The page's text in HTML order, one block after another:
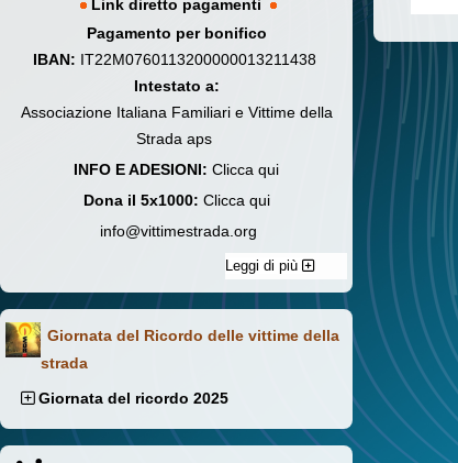
Link diretto pagamenti
Pagamento per bonifico
IBAN: IT22M0760113200000013211438
Intestato a:
Associazione Italiana Familiari e Vittime della
Strada aps
INFO E ADESIONI: Clicca qui
Dona il 5x1000: Clicca qui
info@vittimestrada.org
Leggi di più
Giornata del Ricordo delle vittime della
strada
Giornata del ricordo 2025